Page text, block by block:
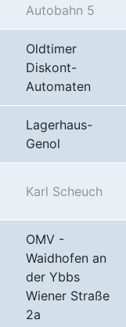
Autobahn 5
Oldtimer
Diskont-
Automaten
Lagerhaus-
Genol
Karl Scheuch
OMV -
Waidhofen an
der Ybbs
Wiener Straße
2a